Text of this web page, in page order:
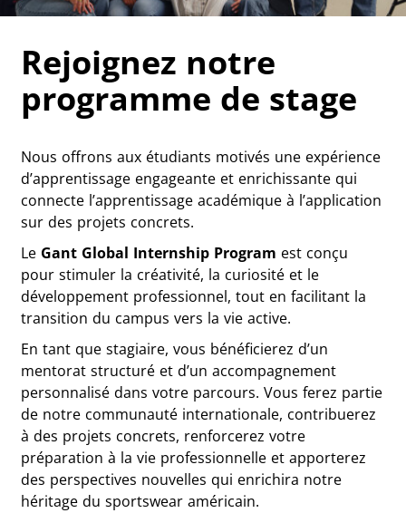
Rejoignez notre
programme de stage
Nous offrons aux étudiants motivés une expérience
d’apprentissage engageante et enrichissante qui
connecte l’apprentissage académique à l’application
sur des projets concrets.
Le Gant Global Internship Program est conçu
pour stimuler la créativité, la curiosité et le
développement professionnel, tout en facilitant la
transition du campus vers la vie active.
En tant que stagiaire, vous bénéficierez d’un
mentorat structuré et d’un accompagnement
personnalisé dans votre parcours. Vous ferez partie
de notre communauté internationale, contribuerez
à des projets concrets, renforcerez votre
préparation à la vie professionnelle et apporterez
des perspectives nouvelles qui enrichira notre
héritage du sportswear américain.